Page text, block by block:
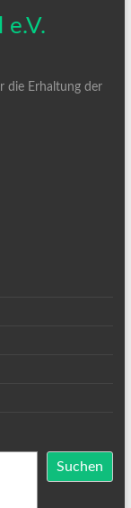
e.V.
die Erhaltung der
Suchen